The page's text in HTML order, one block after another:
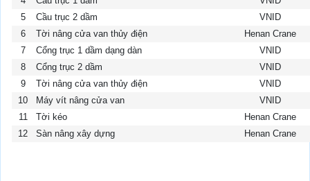
5
Cầu trục 2 dầm
VNID
6
Tời nâng cửa van thủy điện
Henan Crane
7
Cổng trục 1 dầm dạng dàn
VNID
8
Cổng trục 2 dầm
VNID
9
Tời nâng cửa van thủy điện
VNID
10
Máy vít nâng cửa van
VNID
11
Tời kéo
Henan Crane
12
Sàn nâng xây dựng Henan Crane